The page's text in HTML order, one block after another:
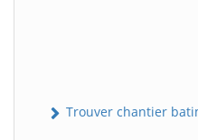
Trouver chantier